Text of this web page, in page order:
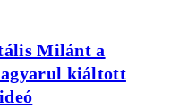
Milánt a
kiáltott